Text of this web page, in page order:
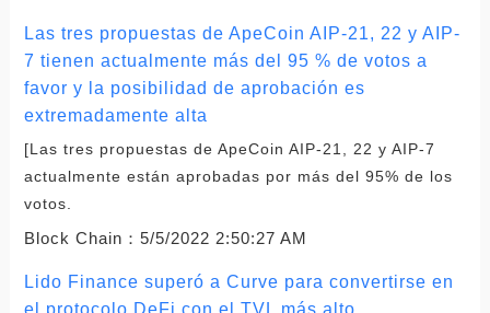
Las tres propuestas de ApeCoin AIP-21, 22 y AIP-
7 tienen actualmente más del 95 % de votos a
favor y la posibilidad de aprobación es
extremadamente alta
[Las tres propuestas de ApeCoin AIP-21, 22 y AIP-7
actualmente están aprobadas por más del 95% de los
votos.
Block Chain： 5/5/2022 2:50:27 AM
Lido Finance superó a Curve para convertirse en
el protocolo DeFi con el TVL más alto